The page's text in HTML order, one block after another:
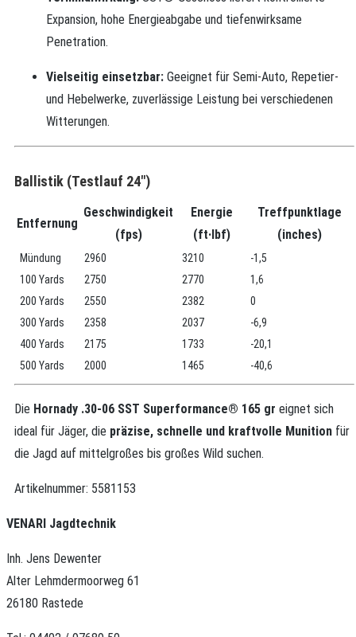
Expansion, hohe Energieabgabe und tiefenwirksame
Penetration.
Vielseitig einsetzbar: Geeignet für Semi-Auto, Repetier-
und Hebelwerke, zuverlässige Leistung bei verschiedenen
Witterungen.
Ballistik (Testlauf 24″)
Entfernung
Geschwindigkeit
(fps)
Energie
(ft·lbf)
Treffpunktlage
(inches)
Mündung 2960 3210
-1,5
100 Yards
2750 2770
1,6
200 Yards
2550 2382
0
300 Yards
2358 2037
-6,9
400 Yards
2175 1733
-20,1
500 Yards
2000 1465 -40,6
Die Hornady .30-06 SST Superformance® 165 gr eignet sich
ideal für Jäger, die präzise, schnelle und kraftvolle Munition für
die Jagd auf mittelgroßes bis großes Wild suchen.
Artikelnummer: 5581153
VENARI Jagdtechnik
Inh. Jens Dewenter
Alter Lehmdermoorweg 61
26180 Rastede